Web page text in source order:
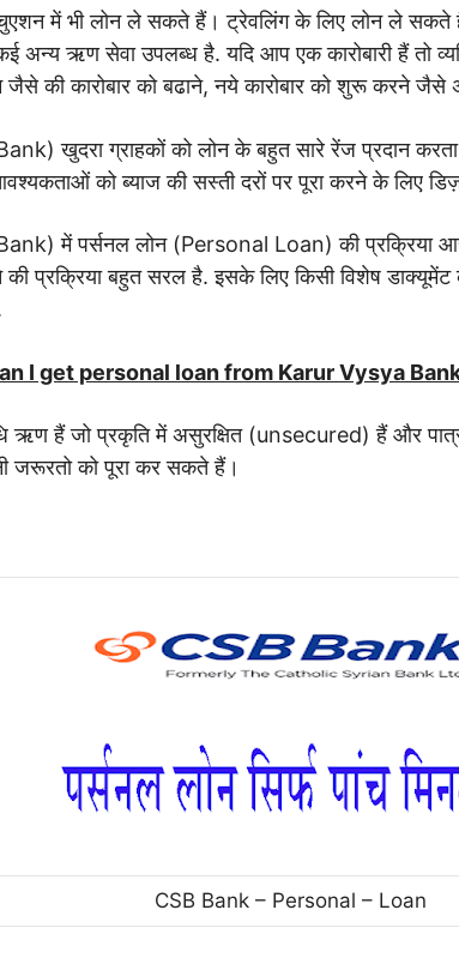
में भी लोन ले सकते हैं। ट्रेवलिंग के लिए लोन ले
अन्य ऋण सेवा उपलब्ध है. यदि आप एक कारोबारी हैं
जैसे की कारोबार को बढाने, नये कारोबार को शुरू करने
खुदरा ग्राहकों को लोन के बहुत सारे रेंज प्रदान
को ब्याज की सस्ती दरों पर पूरा करने के लिए
में पर्सनल लोन (Personal Loan) की प्रक्रिया
प्रक्रिया बहुत सरल है. इसके लिए किसी विशेष
I get personal loan from Karur Vysya
ऋण हैं जो प्रकृति में असुरक्षित (unsecured) हैं और
जरूरतो को पूरा कर सकते हैं।
CSB Bank – Personal – Loan